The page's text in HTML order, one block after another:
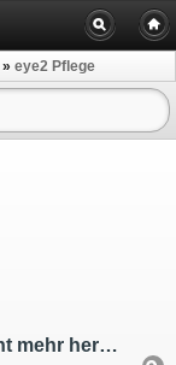
» eye2 Pflege
Eye2 Multiplus Prime 380 ml. Wird nicht mehr hergestellt.